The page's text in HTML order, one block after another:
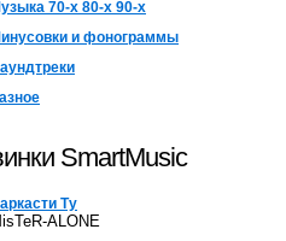
70-х 80-х 90-х
и фонограммы
SmartMusic
Ту
ALONE